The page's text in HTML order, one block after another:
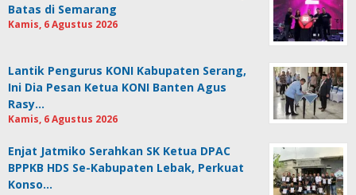
Batas di Semarang
Kamis, 6 Agustus 2026
Lantik Pengurus KONI Kabupaten Serang,
Ini Dia Pesan Ketua KONI Banten Agus
Rasy…
Kamis, 6 Agustus 2026
Enjat Jatmiko Serahkan SK Ketua DPAC
BPPKB HDS Se-Kabupaten Lebak, Perkuat
Konso…